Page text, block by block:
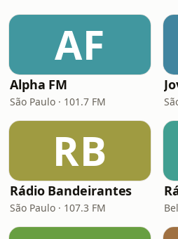
AF
Alpha FM
São Paulo · 101.7 FM
RB
Rádio Bandeirantes
São Paulo · 107.3 FM